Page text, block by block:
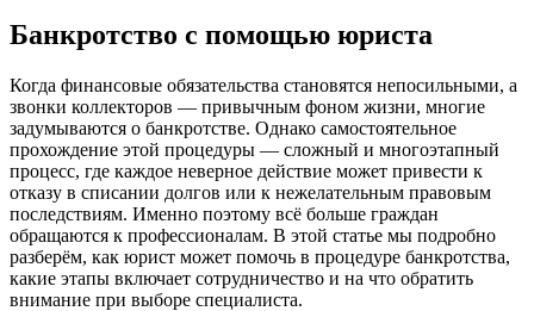
Банкротство с помощью юриста
Когда финансовые обязательства становятся непосильными, а
звонки коллекторов — привычным фоном жизни, многие
задумываются о банкротстве. Однако самостоятельное
прохождение этой процедуры — сложный и многоэтапный
процесс, где каждое неверное действие может привести к
отказу в списании долгов или к нежелательным правовым
последствиям. Именно поэтому всё больше граждан
обращаются к профессионалам. В этой статье мы подробно
разберём, как юрист может помочь в процедуре банкротства,
какие этапы включает сотрудничество и на что обратить
внимание при выборе специалиста.